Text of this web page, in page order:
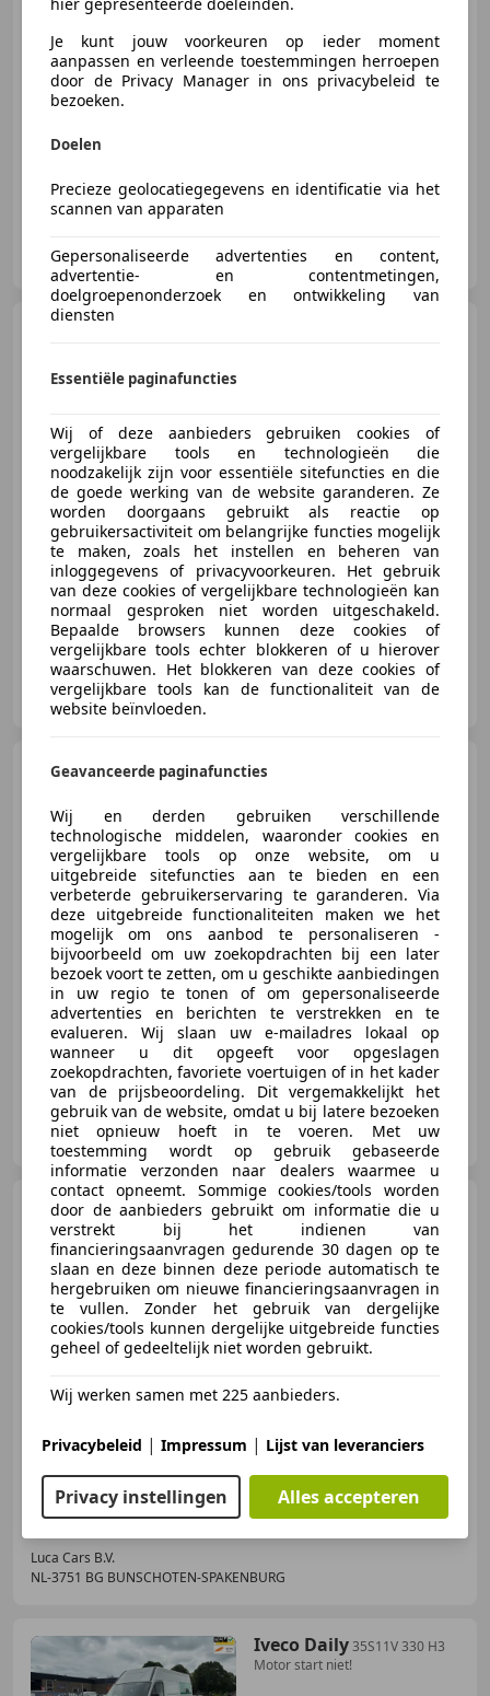
€ 1.750
04/2013
NL-3751 BG BUNSCHOTEN-SPAKENBURG
€ 12.000
Excl. BTW
06/2008 457.182 km Diesel
135 kW (184 PK)
Luca Cars B.V.
NL-3751 BG BUNSCHOTEN-SPAKENBURG
Opel Vivaro
€ 3.500
03/2015 303.534 km Diesel
103 kW (140 PK)
Luca Cars B.V.
NL-3751 BG BUNSCHOTEN-SPAKENBURG
Peugeot Boxer330 2.2
BlueHDi 140 L1H1 Premium
€ 7.500
Luca Cars B.V.
NL-3751 BG BUNSCHOTEN-SPAKENBURG
Iveco Daily35S11V 330 H3
Motor start niet!
Je kunt jouw voorkeuren op ieder moment
aanpassen en verleende toestemmingen herroepen
door de Privacy Manager in ons privacybeleid te
bezoeken.
Doelen
Precieze geolocatiegegevens en identificatie via het
scannen van apparaten
Gepersonaliseerde advertenties en content,
advertentie- en contentmetingen,
doelgroepenonderzoek en ontwikkeling van
diensten
Essentiële paginafuncties
Wij of deze aanbieders gebruiken cookies of
vergelijkbare tools en technologieën die
noodzakelijk zijn voor essentiële sitefuncties en die
de goede werking van de website garanderen. Ze
worden doorgaans gebruikt als reactie op
gebruikersactiviteit om belangrijke functies mogelijk
te maken, zoals het instellen en beheren van
inloggegevens of privacyvoorkeuren. Het gebruik
van deze cookies of vergelijkbare technologieën kan
normaal gesproken niet worden uitgeschakeld.
Bepaalde browsers kunnen deze cookies of
vergelijkbare tools echter blokkeren of u hierover
waarschuwen. Het blokkeren van deze cookies of
vergelijkbare tools kan de functionaliteit van de
website beïnvloeden.
Geavanceerde paginafuncties
Wij en derden gebruiken verschillende
technologische middelen, waaronder cookies en
vergelijkbare tools op onze website, om u
uitgebreide sitefuncties aan te bieden en een
verbeterde gebruikerservaring te garanderen. Via
deze uitgebreide functionaliteiten maken we het
mogelijk om ons aanbod te personaliseren -
bijvoorbeeld om uw zoekopdrachten bij een later
bezoek voort te zetten, om u geschikte aanbiedingen
in uw regio te tonen of om gepersonaliseerde
advertenties en berichten te verstrekken en te
evalueren. Wij slaan uw e-mailadres lokaal op
wanneer u dit opgeeft voor opgeslagen
zoekopdrachten, favoriete voertuigen of in het kader
van de prijsbeoordeling. Dit vergemakkelijkt het
gebruik van de website, omdat u bij latere bezoeken
niet opnieuw hoeft in te voeren. Met uw
toestemming wordt op gebruik gebaseerde
informatie verzonden naar dealers waarmee u
contact opneemt. Sommige cookies/tools worden
door de aanbieders gebruikt om informatie die u
verstrekt bij het indienen van
financieringsaanvragen gedurende 30 dagen op te
slaan en deze binnen deze periode automatisch te
hergebruiken om nieuwe financieringsaanvragen in
te vullen. Zonder het gebruik van dergelijke
cookies/tools kunnen dergelijke uitgebreide functies
geheel of gedeeltelijk niet worden gebruikt.
Wij werken samen met 225 aanbieders.
Privacybeleid | Impressum | Lijst van leveranciers
Privacy instellingen Alles accepteren